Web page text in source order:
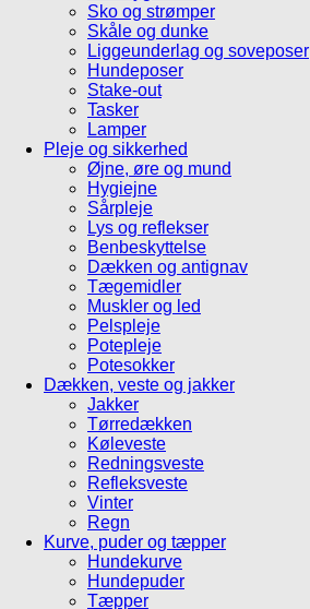
Sko og strømper
Skåle og dunke
Liggeunderlag og soveposer
Hundeposer
Stake-out
Tasker
Lamper
Pleje og sikkerhed
Øjne, øre og mund
Hygiejne
Sårpleje
Lys og reflekser
Benbeskyttelse
Dækken og antignav
Tægemidler
Muskler og led
Pelspleje
Potepleje
Potesokker
Dækken, veste og jakker
Jakker
Tørredækken
Køleveste
Redningsveste
Refleksveste
Vinter
Regn
Kurve, puder og tæpper
Hundekurve
Hundepuder
Tæpper